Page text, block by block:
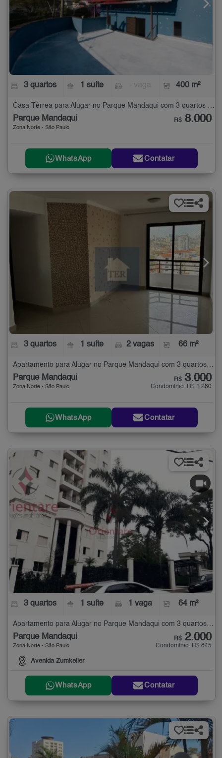
3 quartos 1 suíte 400 m²
Casa Térrea para Alugar no Parque Mandaqui com 3 quartos - 400 m²
Parque Mandaqui
Zona Norte - São Paulo
R$ 8.000
WhatsApp Contatar
3 quartos 1 suíte 2 vagas 66 m²
Apartamento para Alugar no Parque Mandaqui com 3 quartos - 66 m²
Parque Mandaqui
Zona Norte - São Paulo
R$ 3.000
Condomínio: R$ 1.280
WhatsApp Contatar
3 quartos 1 suíte 1 vaga 64 m²
Apartamento para Alugar no Parque Mandaqui com 3 quartos - 64 m²
Parque Mandaqui
Zona Norte - São Paulo
Avenida Zumkeller
R$ 2.000
Condomínio: R$ 845
WhatsApp Contatar